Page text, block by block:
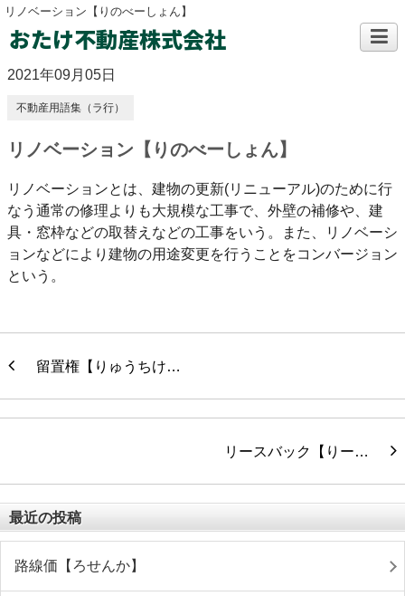
リノベーション【りのべーしょん】
おたけ不動産株式会社
2021年09月05日
不動産用語集（ラ行）
リノベーション【りのべーしょん】
リノベーションとは、建物の更新(リニューアル)のために行
なう通常の修理よりも大規模な工事で、外壁の補修や、建
具・窓枠などの取替えなどの工事をいう。また、リノベーシ
ョンなどにより建物の用途変更を行うことをコンバージョン
という。
留置権【りゅうちけ…
リースバック【りー…
最近の投稿
路線価【ろせんか】